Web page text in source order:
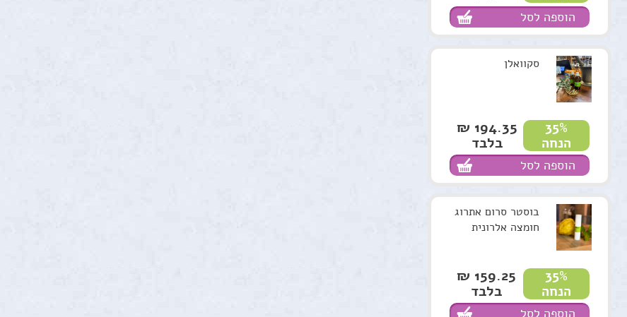
הוספה לסל
סקוואלן
35%
הנחה
194.35 ₪
בלבד
הוספה לסל
בוסטר סרום אתרוג
חומצה אלרונית
35%
הנחה
159.25 ₪
בלבד
הוספה לסל